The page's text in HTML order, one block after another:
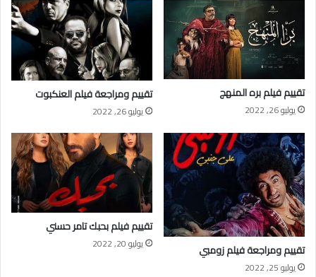
تقييم فيلم بره المنهج
يوليو 26, 2022
تقييم ومراجعة فيلم العنكبوت
يوليو 26, 2022
تقييم ومراجعة فيلم زومبي
يوليو 25, 2022
تقييم فيلم بحبك تامر حسني
يوليو 20, 2022